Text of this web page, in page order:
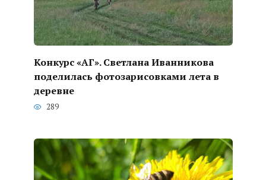
Конкурс «АГ». Светлана Иванникова
поделилась фотозарисовками лета в
деревне
289